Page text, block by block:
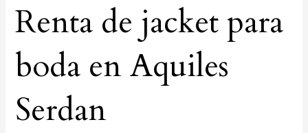
Renta de jacket para
boda en Aquiles
Serdan